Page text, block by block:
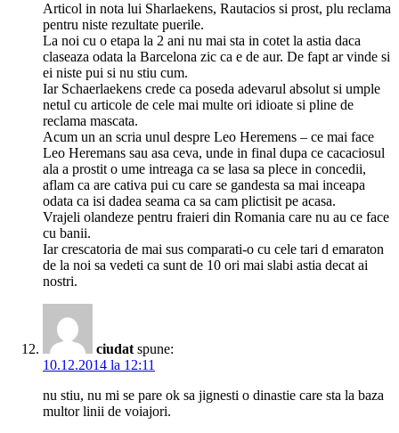
Articol in nota lui Sharlaekens, Rautacios si prost, plu reclama
pentru niste rezultate puerile.
La noi cu o etapa la 2 ani nu mai sta in cotet la astia daca
claseaza odata la Barcelona zic ca e de aur. De fapt ar vinde si
ei niste pui si nu stiu cum.
Iar Schaerlaekens crede ca poseda adevarul absolut si umple
netul cu articole de cele mai multe ori idioate si pline de
reclama mascata.
Acum un an scria unul despre Leo Heremens – ce mai face
Leo Heremans sau asa ceva, unde in final dupa ce cacaciosul
ala a prostit o ume intreaga ca se lasa sa plece in concedii,
aflam ca are cativa pui cu care se gandesta sa mai inceapa
odata ca isi dadea seama ca sa cam plictisit pe acasa.
Vrajeli olandeze pentru fraieri din Romania care nu au ce face
cu banii.
Iar crescatoria de mai sus comparati-o cu cele tari d emaraton
de la noi sa vedeti ca sunt de 10 ori mai slabi astia decat ai
nostri.
ciudat spune:
10.12.2014 la 12:11
nu stiu, nu mi se pare ok sa jignesti o dinastie care sta la baza
multor linii de voiajori.